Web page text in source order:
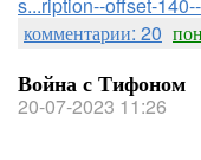
комментарии: 20
Война с Тифоном
20-07-2023 11:26